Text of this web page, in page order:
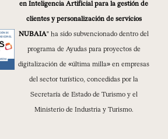
en Inteligencia Artificial para la gestión de
clientes y personalización de servicios
NUBAIA” ha sido subvencionado dentro del
programa de Ayudas para proyectos de
digitalización de «última milla» en empresas
del sector turístico, concedidas por la
Secretaría de Estado de Turismo y el
Ministerio de Industria y Turismo.